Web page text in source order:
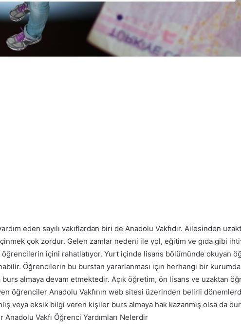
eden sayılı vakıflardan biri de Anadolu Vakfıdır. Ailesinden
çok zordur. Gelen zamlar nedeni ile yol, eğitim ve gıda gibi
öğrencilerin içini rahatlatıyor. Yurt içinde lisans bölümünde okuyan
Öğrencilerin bu burstan yararlanması için herhangi bir
almaya devam etmektedir. Açık öğretim, ön lisans ve uzaktan
öğrenciler Anadolu Vakfının web sitesi üzerinden belirli
veya eksik bilgi veren kişiler burs almaya hak kazanmış olsa da
Anadolu Vakfı Öğrenci Yardımları Nelerdir